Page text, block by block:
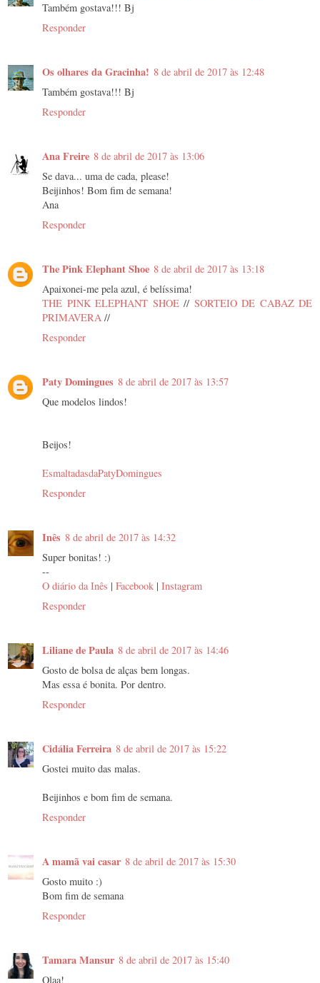
Também gostava!!! Bj
Responder
Os olhares da Gracinha! 8 de abril de 2017 às 12:48
Também gostava!!! Bj
Responder
Ana Freire 8 de abril de 2017 às 13:06
Se dava... uma de cada, please!
Beijinhos! Bom fim de semana!
Ana
Responder
The Pink Elephant Shoe 8 de abril de 2017 às 13:18
Apaixonei-me pela azul, é belíssima!
THE PINK ELEPHANT SHOE// SORTEIO DE CABAZ DE
PRIMAVERA //
Responder
Paty Domingues 8 de abril de 2017 às 13:57
Que modelos lindos!
Beijos!
EsmaltadasdaPatyDomingues
Responder
Inês 8 de abril de 2017 às 14:32
Super bonitas! :)
--
O diário da Inês | Facebook | Instagram
Responder
Liliane de Paula 8 de abril de 2017 às 14:46
Gosto de bolsa de alças bem longas.
Mas essa é bonita. Por dentro.
Responder
Cidália Ferreira 8 de abril de 2017 às 15:22
Gostei muito das malas.
Beijinhos e bom fim de semana.
Responder
A mamã vai casar 8 de abril de 2017 às 15:30
Gosto muito :)
Bom fim de semana
Responder
Tamara Mansur 8 de abril de 2017 às 15:40
Olaa!